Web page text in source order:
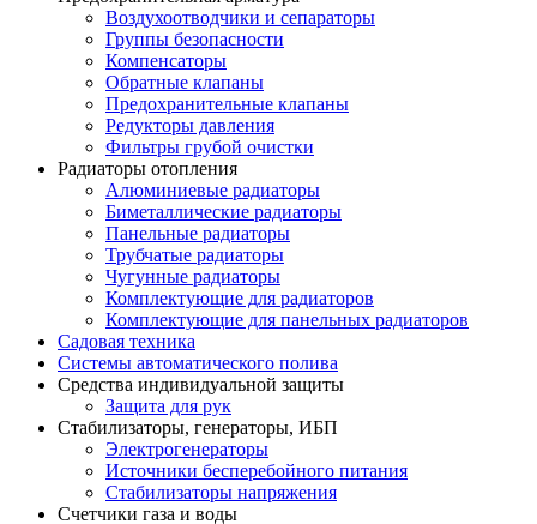
Воздухоотводчики и сепараторы
Группы безопасности
Компенсаторы
Обратные клапаны
Предохранительные клапаны
Редукторы давления
Фильтры грубой очистки
Радиаторы отопления
Алюминиевые радиаторы
Биметаллические радиаторы
Панельные радиаторы
Трубчатые радиаторы
Чугунные радиаторы
Комплектующие для радиаторов
Комплектующие для панельных радиаторов
Садовая техника
Системы автоматического полива
Средства индивидуальной защиты
Защита для рук
Стабилизаторы, генераторы, ИБП
Электрогенераторы
Источники бесперебойного питания
Стабилизаторы напряжения
Счетчики газа и воды